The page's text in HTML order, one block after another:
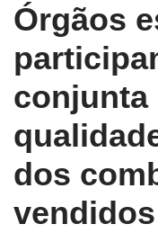
Órgãos
conjunta
dos